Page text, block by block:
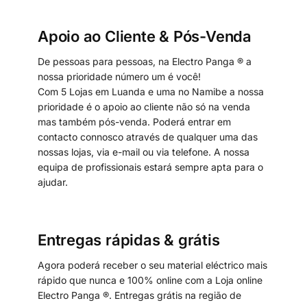
Apoio ao Cliente & Pós-Venda
De pessoas para pessoas, na Electro Panga ® a
nossa prioridade número um é você!
Com 5 Lojas em Luanda e uma no Namibe a nossa
prioridade é o apoio ao cliente não só na venda
mas também pós-venda. Poderá entrar em
contacto connosco através de qualquer uma das
nossas lojas, via e-mail ou via telefone. A nossa
equipa de profissionais estará sempre apta para o
ajudar.
Entregas rápidas & grátis
Agora poderá receber o seu material eléctrico mais
rápido que nunca e 100% online com a Loja online
Electro Panga ®. Entregas grátis na região de